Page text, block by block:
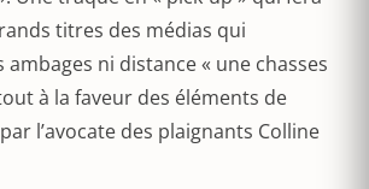
titres des médias qui
ni distance « une chasses
à la faveur des éléments de
l’avocate des plaignants Colline